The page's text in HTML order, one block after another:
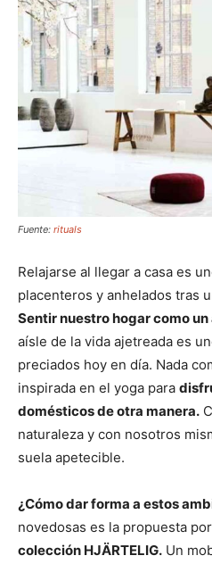
Fuente: rituals
Relajarse al llegar a casa es
placenteros y anhelados tras
Sentir nuestro hogar como
aísle de la vida ajetreada es
preciados hoy en día. Nada
inspirada en el yoga para
domésticos de otra manera.
naturaleza y con nosotros
suela apetecible.
¿Cómo dar forma a estos
novedosas es la propuesta
colección HJÄRTELIG. Un